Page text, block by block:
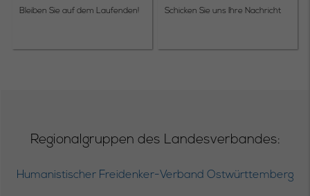
Bleiben Sie auf dem Laufenden! Schicken Sie uns Ihre Nachricht
Regionalgruppen des Landesverbandes:
Humanistischer Freidenker-Verband Ostwürttemberg